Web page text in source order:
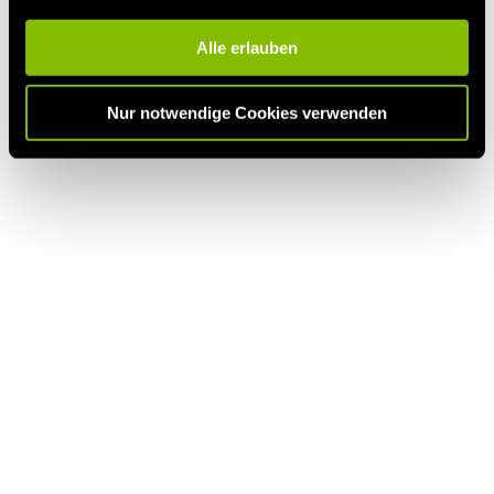
Alle erlauben
Nur notwendige Cookies verwenden